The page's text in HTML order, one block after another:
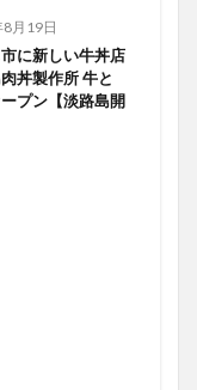
月19日
に新しい牛丼店
肉丼製作所 牛と
プン【淡路島開